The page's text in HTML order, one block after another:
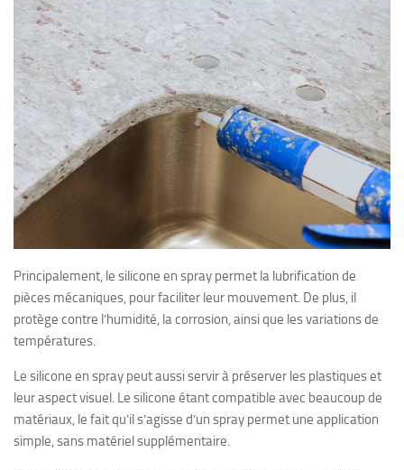
Principalement, le silicone en spray permet la lubrification de
pièces mécaniques, pour faciliter leur mouvement. De plus, il
protège contre l’humidité, la corrosion, ainsi que les variations de
températures.
Le silicone en spray peut aussi servir à préserver les plastiques et
leur aspect visuel. Le silicone étant compatible avec beaucoup de
matériaux, le fait qu’il s’agisse d’un spray permet une application
simple, sans matériel supplémentaire.